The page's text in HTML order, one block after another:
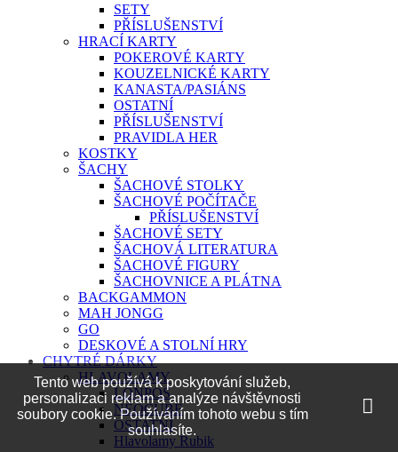
SETY
PŘÍSLUŠENSTVÍ
HRACÍ KARTY
POKEROVÉ KARTY
KOUZELNICKÉ KARTY
KANASTA/PASIÁNS
OSTATNÍ
PŘÍSLUŠENSTVÍ
PRAVIDLA HER
KOSTKY
ŠACHY
ŠACHOVÉ STOLKY
ŠACHOVÉ POČÍTAČE
PŘÍSLUŠENSTVÍ
ŠACHOVÉ SETY
ŠACHOVÁ LITERATURA
ŠACHOVÉ FIGURY
ŠACHOVNICE A PLÁTNA
BACKGAMMON
MAH JONGG
GO
DESKOVÉ A STOLNÍ HRY
CHYTRÉ DÁRKY
HLAVOLAMY
LONPOS
NEOCUBE
OSTATNÍ
Hlavolamy Rubik
Tento web používá k poskytování služeb,
personalizaci reklam a analýze návštěvnosti
soubory cookie. Používáním tohoto webu s tím
souhlasíte.